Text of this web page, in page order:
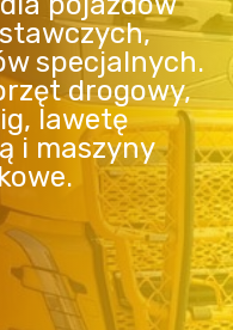
specjalnych.
drogowy,
lawetę
i maszyny